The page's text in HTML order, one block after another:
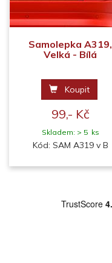
Samolepka A319,
Velká - Bílá
Koupit
99,- Kč
Skladem: > 5 ks
Kód: SAM A319 v B